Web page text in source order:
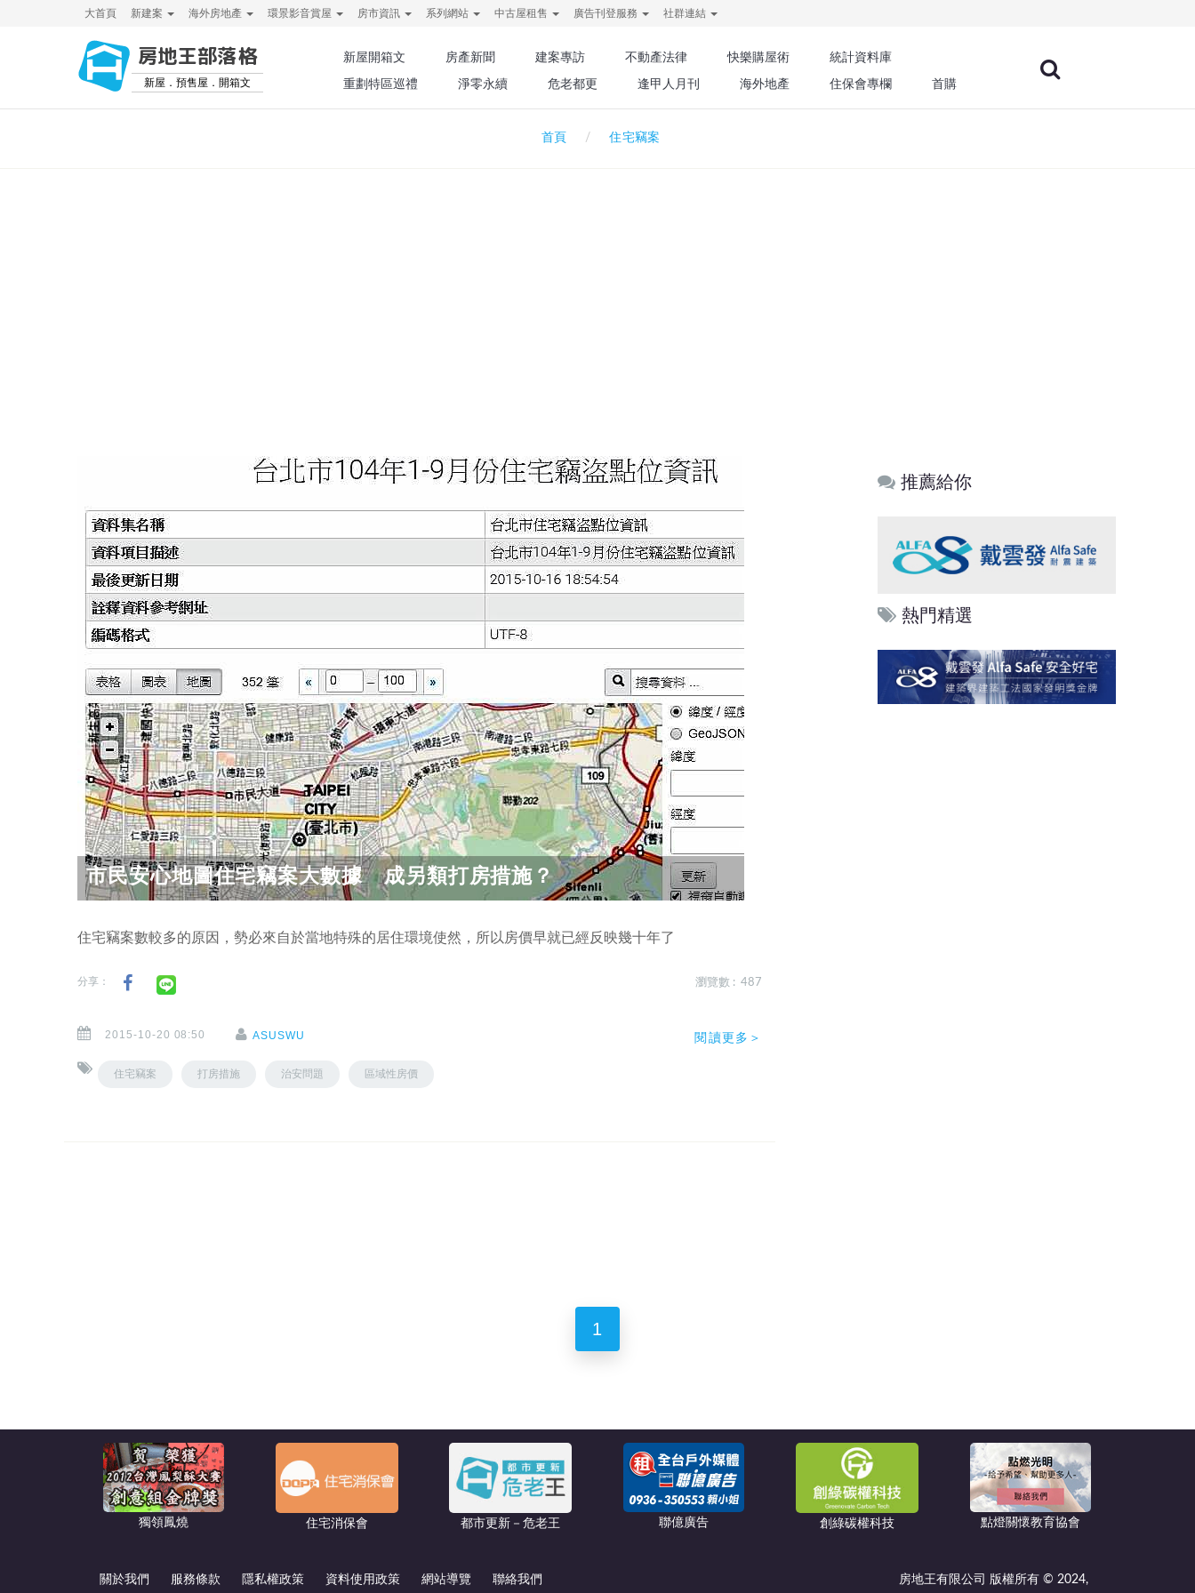
大首頁 新建案 海外房地產 環景影音賞屋 房市資訊 系列網站 中古屋租售 廣告刊登服務 社群連結
房地王部落格
新屋．預售屋．開箱文
新屋開箱文 房產新聞 建案專訪 不動產法律 快樂購屋術
統計資料庫
重劃特區巡禮
淨零永續 危老都更 逢甲人月刊 海外地產 住保會專欄 首購
首頁 住宅竊案
市民安心地圖住宅竊案大數據 成另類打房措施？
住宅竊案數較多的原因，勢必來自於當地特殊的居住環境使然，所以房價早就已經反映幾十年了
分享： 瀏覽數 : 487
2015-10-20 08:50 ASUSWU
住宅竊案 打房措施 治安問題 區域性房價
閱讀更多＞
推薦給你
熱門精選
1
獨領鳳燒 住宅消保會 都市更新－危老王 聯億廣告 創綠碳權科技 點燈關懷教育協會
關於我們 服務條款 隱私權政策 資料使用政策 網站導覽 聯絡我們 房地王有限公司 版權所有 © 2024,